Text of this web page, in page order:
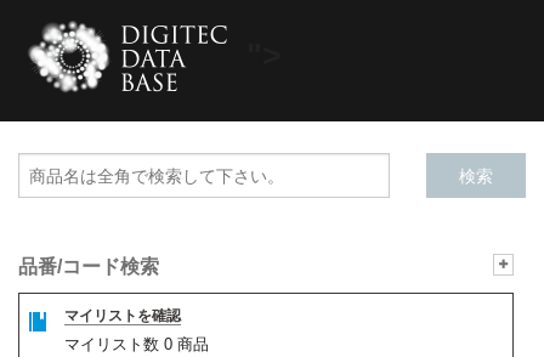
品番/コード検索
マイリストを確認
マイリスト数 0 商品